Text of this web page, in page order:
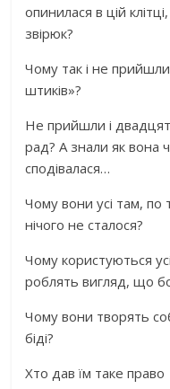
опинилася в цій
звірюк?
Чому так і не прийшли
штиків»?
Не прийшли і двадцять
рад? А знали як вона
сподівалася…
Чому вони усі там, по
нічого не сталося?
Чому користуються
роблять вигляд, що
Чому вони творять
біді?
Хто дав їм таке